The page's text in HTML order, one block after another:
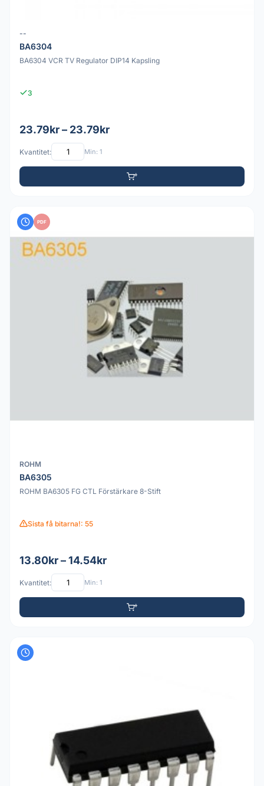
--
BA6304
BA6304 VCR TV Regulator DIP14 Kapsling
3
23.79kr – 23.79kr
Kvantitet: Min: 1
PDF
ROHM
BA6305
ROHM BA6305 FG CTL Förstärkare 8-Stift
Sista få bitarna!: 55
13.80kr – 14.54kr
Kvantitet: Min: 1